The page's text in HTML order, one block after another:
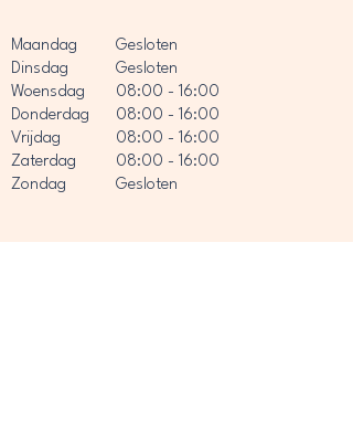
Maandag
Dinsdag
Woensdag
Donderdag
Vrijdag
Zaterdag
Zondag
Gesloten
Gesloten
08:00 - 16:00
08:00 - 16:00
08:00 - 16:00
08:00 - 16:00
Gesloten